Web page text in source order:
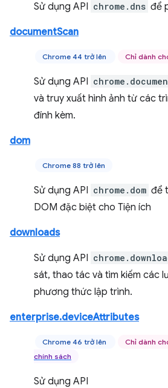
Sử dụng API chrome.dns để
documentScan
Chrome 44 trở lên Chỉ dành
Sử dụng API
và truy xuất hình ảnh từ các
đính kèm.
dom
Chrome 88 trở lên
Sử dụng API chrome.dom để
DOM đặc biệt cho Tiện ích
downloads
Sử dụng API
sát, thao tác và tìm kiếm các
phương thức lập trình.
enterprise.deviceAttributes
Chrome 46 trở lên Chỉ dành
chính sách
Sử dụng API